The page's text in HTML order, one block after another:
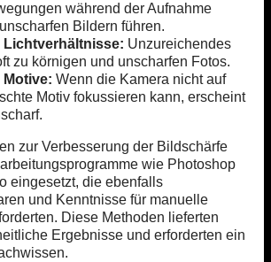
während der Aufnahme
Bildern führen.
Lichtverhältnisse: Unzureichendes
zu körnigen und unscharfen Fotos.
Wenn die Kamera nicht auf
Motiv fokussieren kann, erscheint
zur Verbesserung der Bildschärfe
wie Photoshop
eingesetzt, die ebenfalls
und Kenntnisse für manuelle
Diese Methoden lieferten
Ergebnisse und erforderten ein